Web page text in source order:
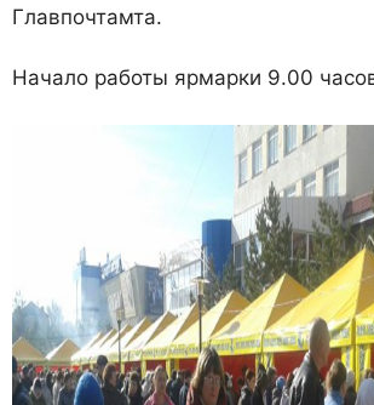
Главпочтамта.
Начало работы ярмарки 9.00